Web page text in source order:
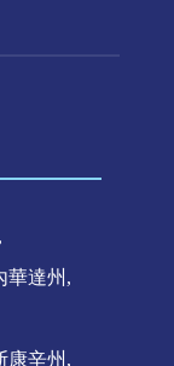
華達州
康辛州